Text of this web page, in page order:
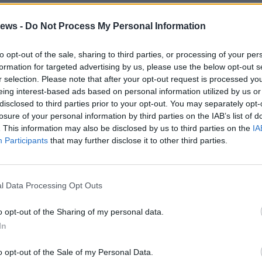
- Do Not Process My Personal Information
opt-out of the sale, sharing to third parties, or processing of your
for targeted advertising by us, please use the below opt-out
selection. Please note that after your opt-out request is processed
interest-based ads based on personal information utilized by us
to third parties prior to your opt-out. You may separately
of your personal information by third parties on the IAB’s list of
This information may also be disclosed by us to third parties on the
Participants that may further disclose it to other third parties.
Data Processing Opt Outs
opt-out of the Sharing of my personal data.
opt-out of the Sale of my Personal Data.
del progetto di sostegno per le imprese alla sede
industria e turismo in caduta libera
implacabile di una crisi che segna un calo sopra la media di
16 mila persone si spostano ogni giorno per lavoro.
tavolo coi parlamentari
straordinaria dell’oratorio di San Vincenzo: un progetto
che vede il sostegno della Camera di Commercio